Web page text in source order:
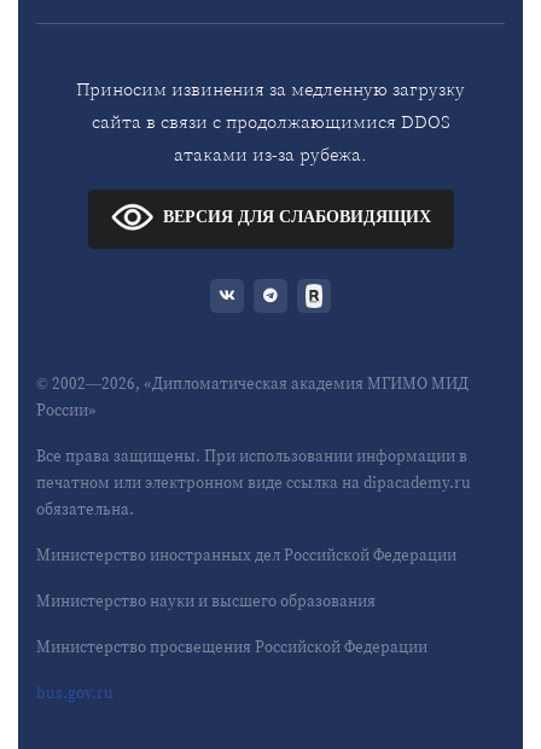
Приносим извинения за медленную загрузку
сайта в связи с продолжающимися DDOS
атаками из-за рубежа.
ВЕРСИЯ ДЛЯ СЛАБОВИДЯЩИХ
© 2002—2026, «Дипломатическая академия МГИМО МИД
России»
Все права защищены. При использовании информации в
печатном или электронном виде ссылка на dipacademy.ru
обязательна.
Министерство иностранных дел Российской Федерации
Министерство науки и высшего образования
Министерство просвещения Российской Федерации
bus.gov.ru